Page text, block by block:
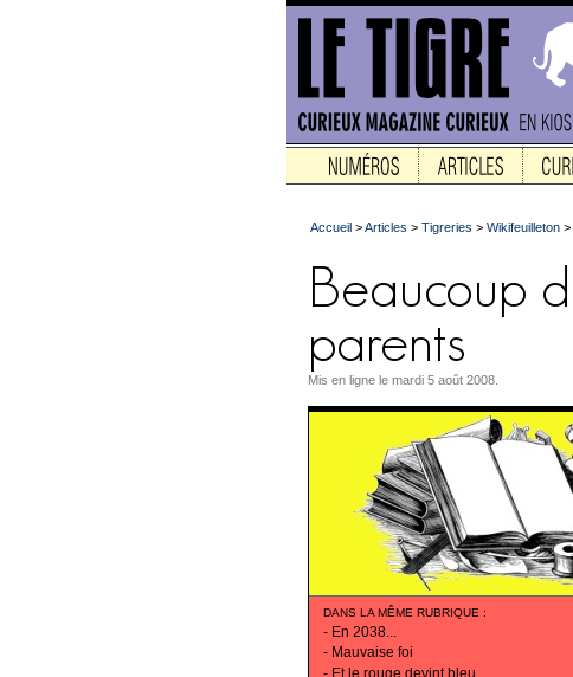
Accueil >Articles > Tigreries > Wikifeuilleton >
Mis en ligne le mardi 5 août 2008.
DANS LA MÊME RUBRIQUE :
- En 2038...
- Mauvaise foi
- Et le rouge devint bleu